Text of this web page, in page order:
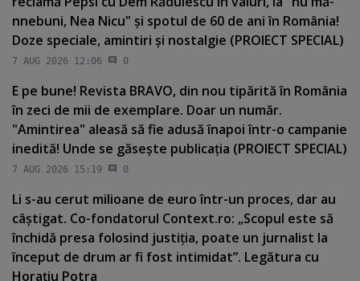
nnebuni, Nea Nicu" şi spotul de 60 de ani în România!
Doze speciale, amintiri şi nostalgie (PROIECT SPECIAL)
7 AUG 2026 12:06 0
E pe bune! Revista BRAVO, din nou tipărită în România
în zeci de mii de exemplare. Doar un număr.
"Amintirea" aleasă să fie adusă înapoi într-o campanie
inedită! Unde se găseşte publicaţia (PROIECT SPECIAL)
7 AUG 2026 15:19 0
Li s-au cerut milioane de euro într-un proces, dar au
câştigat. Co-fondatorul Context.ro: „Scopul este să
închidă presa folosind justiţia, poate un jurnalist la
început de drum ar fi fost intimidat”. Legătura cu
Horaţiu Potra